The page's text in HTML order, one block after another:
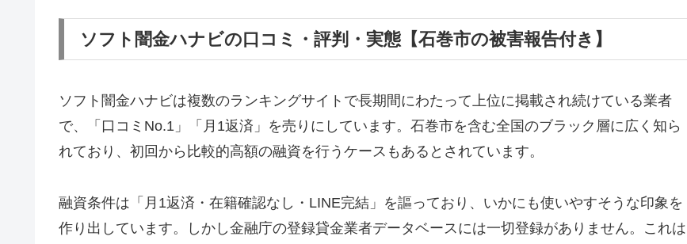
ソフト闇金ハナビの口コミ・評判・実態【石巻市の被害報告付き】
ソフト闇金ハナビは複数のランキングサイトで長期間にわたって上位に掲載され続けている業者
で、「口コミNo.1」「月1返済」を売りにしています。石巻市を含む全国のブラック層に広く知ら
れており、初回から比較的高額の融資を行うケースもあるとされています。
融資条件は「月1返済・在籍確認なし・LINE完結」を謳っており、いかにも使いやすそうな印象を
作り出しています。しかし金融庁の登録貸金業者データベースには一切登録がありません。これは